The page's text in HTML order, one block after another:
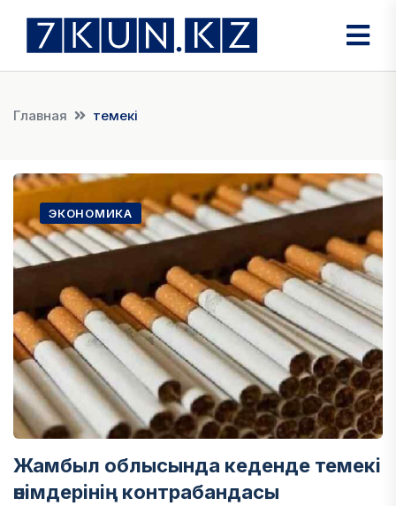
Главная темекі
ЭКОНОМИКА
Жамбыл облысында кеденде темекі
өнімдерінің контрабандасы